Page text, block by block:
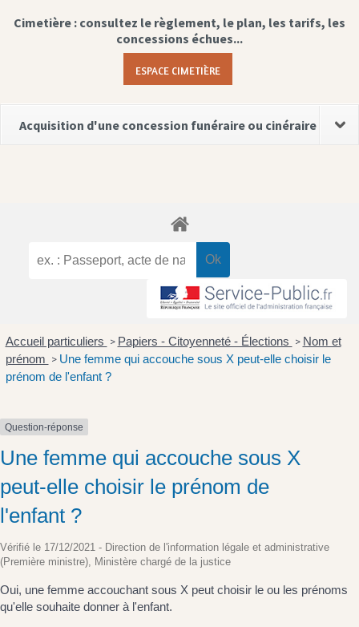
Cimetière : consultez le règlement, le plan, les tarifs, les
concessions échues...
ESPACE CIMETIÈRE
Acquisition d'une concession funéraire ou cinéraire
Accueil particuliers > Papiers - Citoyenneté - Élections > Nom et
prénom > Une femme qui accouche sous X peut-elle choisir le
prénom de l'enfant ?
Question-réponse
Une femme qui accouche sous X
peut-elle choisir le prénom de
l'enfant ?
Vérifié le 17/12/2021 - Direction de l'information légale et administrative
(Première ministre), Ministère chargé de la justice
Oui, une femme accouchant sous X peut choisir le ou les prénoms
qu'elle souhaite donner à l'enfant.